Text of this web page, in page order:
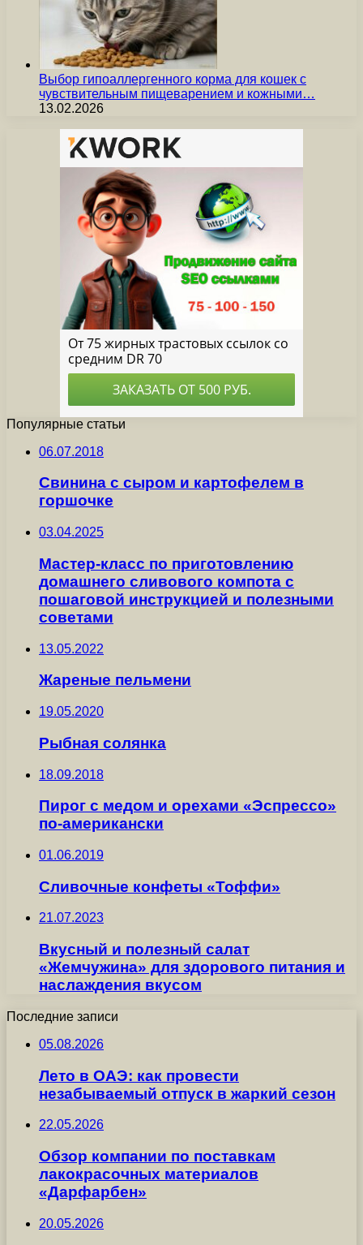
Выбор гипоаллергенного корма для кошек с
чувствительным пищеварением и кожными…
13.02.2026
Популярные статьи
06.07.2018
Свинина с сыром и картофелем в
горшочке
03.04.2025
Мастер-класс по приготовлению
домашнего сливового компота с
пошаговой инструкцией и полезными
советами
13.05.2022
Жареные пельмени
19.05.2020
Рыбная солянка
18.09.2018
Пирог с медом и орехами «Эспрессо»
по-американски
01.06.2019
Сливочные конфеты «Тоффи»
21.07.2023
Вкусный и полезный салат
«Жемчужина» для здорового питания и
наслаждения вкусом
Последние записи
05.08.2026
Лето в ОАЭ: как провести
незабываемый отпуск в жаркий сезон
22.05.2026
Обзор компании по поставкам
лакокрасочных материалов
«Дарфарбен»
20.05.2026